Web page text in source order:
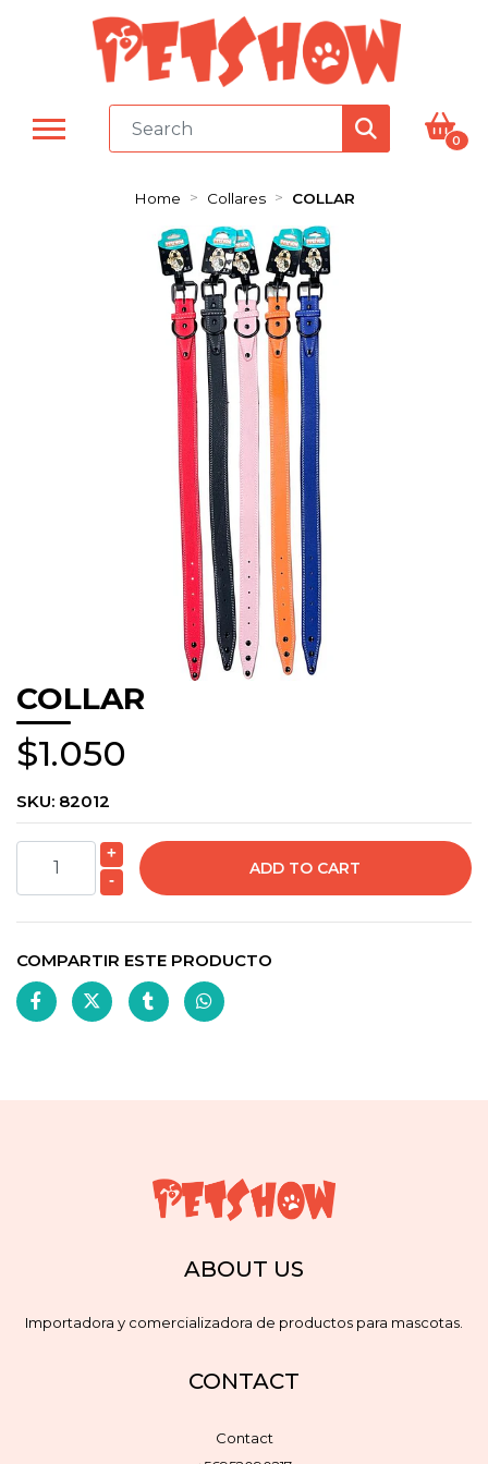
0
Home Collares COLLAR
COLLAR
$1.050
SKU: 82012
+
-
COMPARTIR ESTE PRODUCTO
ABOUT US
Importadora y comercializadora de productos para mascotas.
CONTACT
Contact